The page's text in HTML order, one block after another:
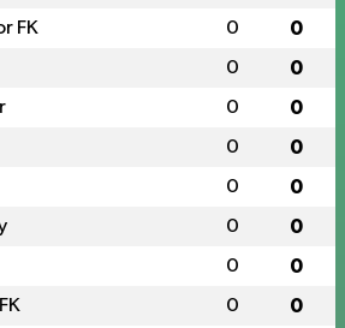
FK 0 0
0 0
0 0
0 0
0 0
0 0
0 0
0 0